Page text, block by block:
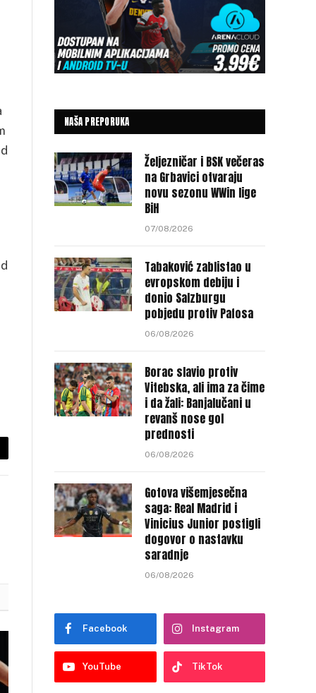
NAŠA PREPORUKA
Željezničar i BSK večeras
na Grbavici otvaraju
novu sezonu WWin lige
BiH
07/08/2026
Tabaković zablistao u
evropskom debiju i
donio Salzburgu
pobjedu protiv Pafosa
06/08/2026
Borac slavio protiv
Vitebska, ali ima za čime
i da žali: Banjalučani u
revanš nose gol
prednosti
06/08/2026
Gotova višemjesečna
saga: Real Madrid i
Vinicius Junior postigli
dogovor o nastavku
saradnje
06/08/2026
Facebook Instagram
YouTube TikTok